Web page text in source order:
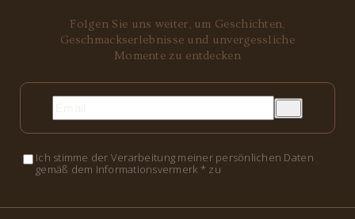
Folgen Sie uns weiter, um Geschichten,
Geschmackserlebnisse und unvergessliche
Momente zu entdecken
Ich stimme der Verarbeitung meiner persönlichen Daten
gemäß dem Informationsvermerk * zu